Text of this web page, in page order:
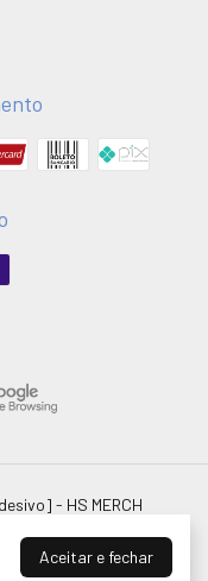
Aceitar e fechar
- HS MERCH